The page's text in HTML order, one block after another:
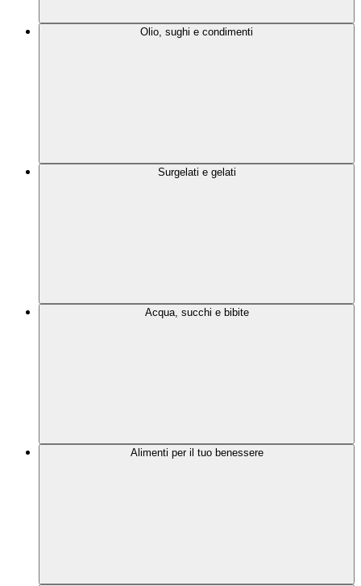
Olio, sughi e condimenti
Surgelati e gelati
Acqua, succhi e bibite
Alimenti per il tuo benessere